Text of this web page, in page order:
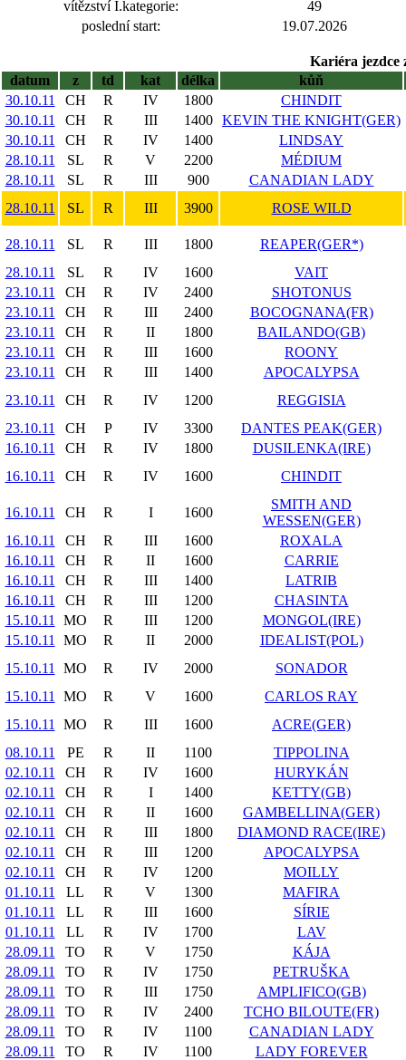
vítězství I.kategorie:
49
poslední start:
19.07.2026
Kariéra jezdce
datum
z td kat délka
kůň
30.10.11
CH R IV 1800
CHINDIT
30.10.11
CH R III 1400
KEVIN THE KNIGHT(GER)
30.10.11
CH R IV 1400
LINDSAY
28.10.11
SL R V 2200
MÉDIUM
28.10.11
SL R III 900
CANADIAN LADY
28.10.11
SL R III 3900 ROSE WILD
28.10.11 SL R III 1800
REAPER(GER*)
28.10.11
SL R IV 1600
VAIT
23.10.11
CH R IV 2400
SHOTONUS
23.10.11
CH R III 2400
BOCOGNANA(FR)
23.10.11
CH R II 1800
BAILANDO(GB)
23.10.11
CH R III 1600
ROONY
23.10.11
CH R III 1400
APOCALYPSA
23.10.11
CH R IV 1200
REGGISIA
23.10.11
CH P IV 3300
DANTES PEAK(GER)
16.10.11
CH R IV 1800
DUSILENKA(IRE)
16.10.11
CH R IV 1600 CHINDIT
16.10.11 CH R I 1600
SMITH AND
WESSEN(GER)
16.10.11
CH R III 1600
ROXALA
16.10.11
CH R II 1600
CARRIE
16.10.11
CH R III 1400
LATRIB
16.10.11
CH R III 1200
CHASINTA
15.10.11
MO R III 1200
MONGOL(IRE)
15.10.11
MO R II 2000
IDEALIST(POL)
15.10.11
MO R IV 2000
SONADOR
15.10.11
MO R V 1600
CARLOS RAY
15.10.11
MO R III 1600
ACRE(GER)
08.10.11
PE R II 1100
TIPPOLINA
02.10.11
CH R IV 1600
HURYKÁN
02.10.11
CH R I 1400
KETTY(GB)
02.10.11
CH R II 1600
GAMBELLINA(GER)
02.10.11
CH R III 1800
DIAMOND RACE(IRE)
02.10.11
CH R III 1200
APOCALYPSA
02.10.11
CH R IV 1200
MOILLY
01.10.11
LL R V 1300
MAFIRA
01.10.11
LL R III 1600
SÍRIE
01.10.11
LL R IV 1700
LAV
28.09.11
TO R V 1750
KÁJA
28.09.11
TO R IV 1750
PETRUŠKA
28.09.11
TO R III 1750
AMPLIFICO(GB)
28.09.11
TO R IV 2400
TCHO BILOUTE(FR)
28.09.11
TO R IV 1100
CANADIAN LADY
28.09.11
TO R IV 1100
LADY FOREVER